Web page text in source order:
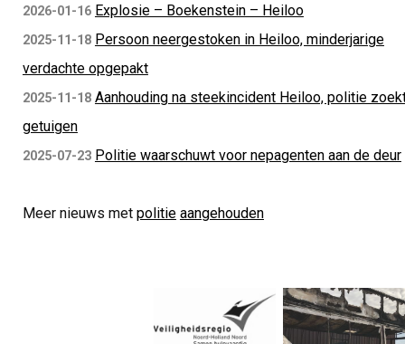
2026-01-16 Explosie – Boekenstein – Heiloo
2025-11-18 Persoon neergestoken in Heiloo, minderjarige
verdachte opgepakt
2025-11-18 Aanhouding na steekincident Heiloo, politie
getuigen
2025-07-23 Politie waarschuwt voor nepagenten aan de deur
Meer nieuws met politie aangehouden